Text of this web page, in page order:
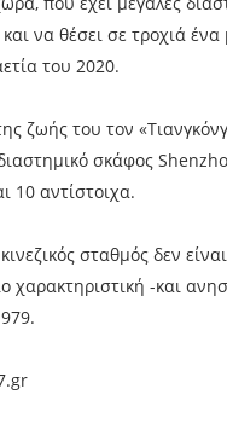
να θέσει σε τροχιά
του 2020.
ζωής του τον
σκάφος
10 αντίστοιχα.
σταθμός δεν
χαρακτηριστική -και